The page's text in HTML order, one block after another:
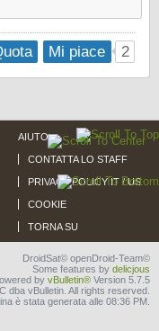
Mi piace 2
AIUTO
CONTATTA LO STAFF
PRIVACY POLICY IT / US
COOKIE
TORNA SU
DroidSat© openDroid-Team©
Some features by delicjous
by vBulletin® Version 5.7.5
dba vBulletin. All rights reserved.
è stata generata alle 08:36 PM.